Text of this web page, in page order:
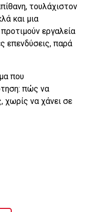
τουλάχιστον
και μια
εργαλεία
επενδύσεις, παρά
που
πώς να
χωρίς να χάνει σε